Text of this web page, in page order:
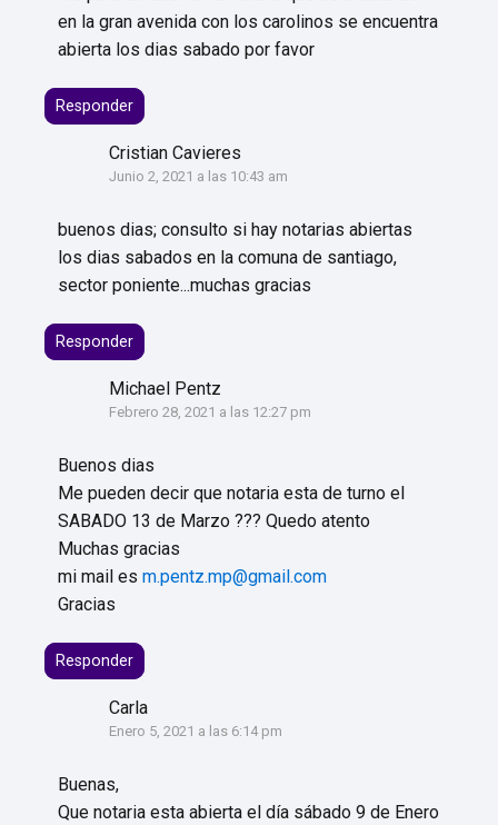
en la gran avenida con los carolinos se encuentra
abierta los dias sabado por favor
Responder
Cristian Cavieres
Junio 2, 2021 a las 10:43 am
buenos dias; consulto si hay notarias abiertas
los dias sabados en la comuna de santiago,
sector poniente...muchas gracias
Responder
Michael Pentz
Febrero 28, 2021 a las 12:27 pm
Buenos dias
Me pueden decir que notaria esta de turno el
SABADO 13 de Marzo ??? Quedo atento
Muchas gracias
mi mail es m.pentz.mp@gmail.com
Gracias
Responder
Carla
Enero 5, 2021 a las 6:14 pm
Buenas,
Que notaria esta abierta el día sábado 9 de Enero